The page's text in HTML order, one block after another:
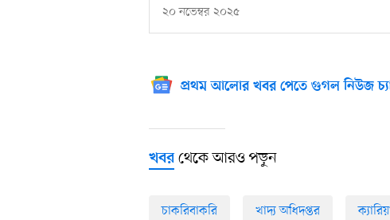
২০ নভেম্বর ২০২৫
প্রথম আলোর খবর পেতে গুগল নিউজ
খবরথেকে আরও পড়ুন
চাকরিবাকরি খাদ্য অধিদপ্তর